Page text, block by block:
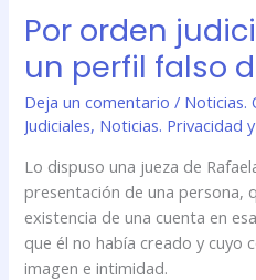
Por orden
un perfil falso
Deja un comentario / Noticias.
Judiciales, Noticias. Privacidad
Lo dispuso una jueza de
presentación de una persona,
existencia de una cuenta en
que él no había creado y cuyo
imagen e intimidad.
Por
orden
judicial,
quitaron
un
falso
de
Facebook